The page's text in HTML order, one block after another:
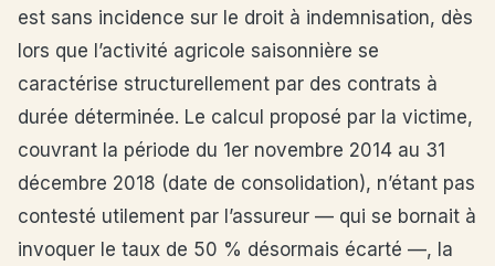
est sans incidence sur le droit à indemnisation, dès
lors que l’activité agricole saisonnière se
caractérise structurellement par des contrats à
durée déterminée. Le calcul proposé par la victime,
couvrant la période du 1er novembre 2014 au 31
décembre 2018 (date de consolidation), n’étant pas
contesté utilement par l’assureur — qui se bornait à
invoquer le taux de 50 % désormais écarté —, la